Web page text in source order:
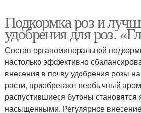
Подкормка роз и
удобрения для роз.
Состав органоминеральной
настолько эффективно
внесения в почву удобрения розы
расти, приобретают необычный
распустившиеся бутоны становятся
насыщенными. Регулярное